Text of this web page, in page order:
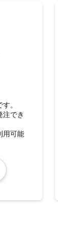
。
でき
用可能